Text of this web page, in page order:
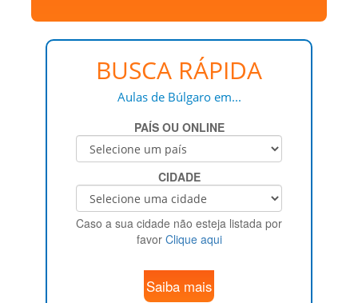
BUSCA RÁPIDA
Aulas de Búlgaro em...
PAÍS OU ONLINE
CIDADE
Caso a sua cidade não esteja listada por
favor Clique aqui
Saiba mais